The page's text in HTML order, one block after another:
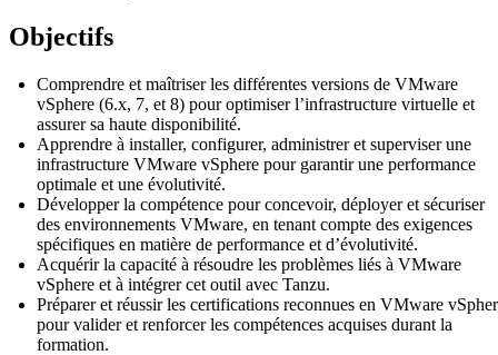
Objectifs
Comprendre et maîtriser les différentes versions de VMware
vSphere (6.x, 7, et 8) pour optimiser l’infrastructure virtuelle et
assurer sa haute disponibilité.
Apprendre à installer, configurer, administrer et superviser une
infrastructure VMware vSphere pour garantir une performance
optimale et une évolutivité.
Développer la compétence pour concevoir, déployer et sécuriser
des environnements VMware, en tenant compte des exigences
spécifiques en matière de performance et d’évolutivité.
Acquérir la capacité à résoudre les problèmes liés à VMware
vSphere et à intégrer cet outil avec Tanzu.
Préparer et réussir les certifications reconnues en VMware
pour valider et renforcer les compétences acquises durant la
formation.